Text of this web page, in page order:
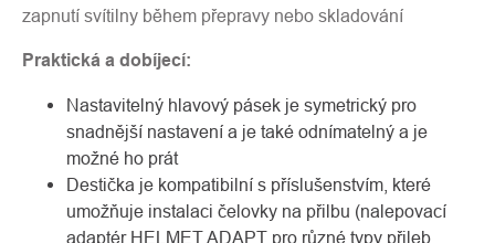
zapnutí svítilny během přepravy nebo skladování
Praktická a dobíjecí:
Nastavitelný hlavový pásek je symetrický pro
snadnější nastavení a je také odnímatelný a je
možné ho prát
Destička je kompatibilní s příslušenstvím, které
umožňuje instalaci čelovky na přilbu (nalepovací
adaptér HELMET ADAPT pro různé typy přileb